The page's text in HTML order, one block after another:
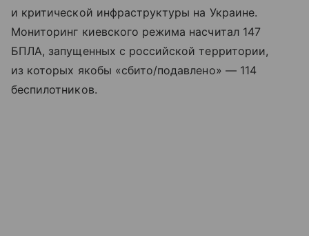
и критической инфраструктуры на Украине.
Мониторинг киевского режима насчитал 147
БПЛА, запущенных с российской территории,
из которых якобы «сбито/подавлено» — 114
беспилотников.